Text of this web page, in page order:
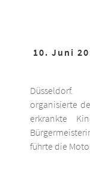
10. Juni
organisierte
erkrankte
führte die